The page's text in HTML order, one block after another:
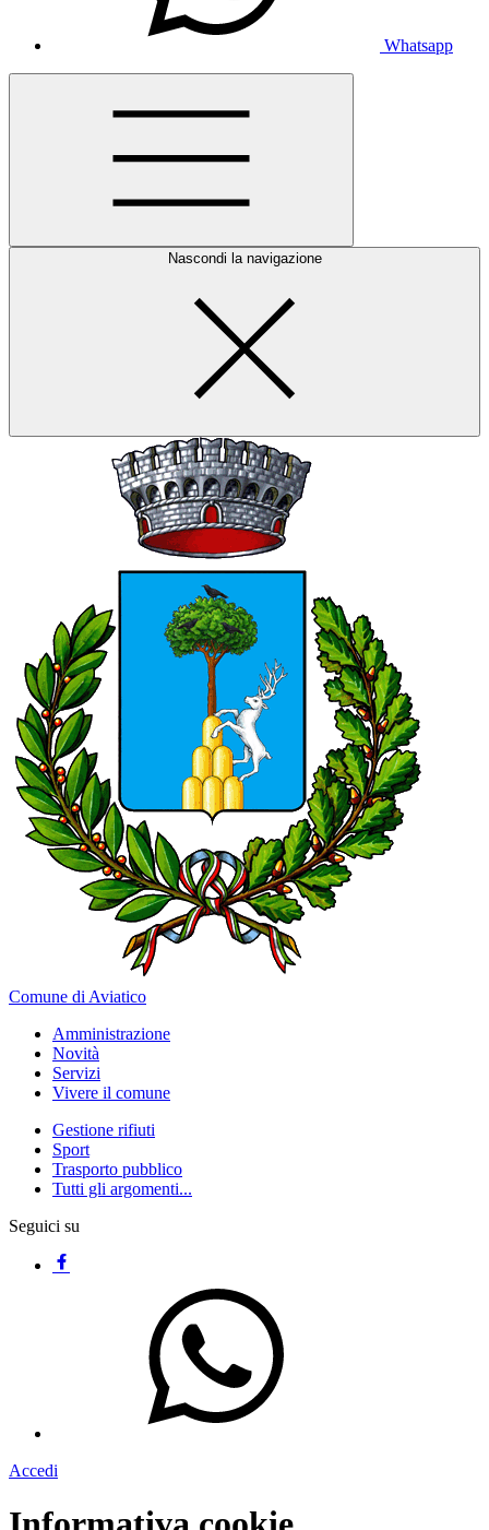
Whatsapp
Nascondi la navigazione
Comune di Aviatico
Amministrazione
Novità
Servizi
Vivere il comune
Gestione rifiuti
Sport
Trasporto pubblico
Tutti gli argomenti...
Seguici su
Accedi